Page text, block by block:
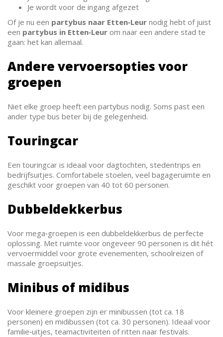
Je wordt voor de ingang afgezet
Of je nu een partybus naar Etten‑Leur nodig hebt of juist
een partybus in Etten‑Leur om naar een andere stad te
gaan: het kan allemaal.
Andere vervoersopties voor
groepen
Niet elke groep heeft een partybus nodig. Soms past een
ander type bus beter bij de gelegenheid.
Touringcar
Een touringcar is ideaal voor dagtochten, stedentrips en
bedrijfsuitjes. Comfortabele stoelen, veel bagageruimte en
geschikt voor groepen van 40 tot 60 personen.
Dubbeldekkerbus
Voor mega‑groepen is een dubbeldekkerbus de perfecte
oplossing. Met ruimte voor ongeveer 90 personen is dit hét
vervoermiddel voor grote evenementen, schoolreizen of
massale groepsuitjes.
Minibus of midibus
Voor kleinere groepen zijn er minibussen (tot ca. 18
personen) en midibussen (tot ca. 30 personen). Ideaal voor
familie‑uitjes, teamactiviteiten of ritten naar festivals.